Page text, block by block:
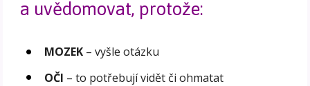
a uvědomovat, protože:
MOZEK – vyšle otázku
OČI – to potřebují vidět či ohmatat